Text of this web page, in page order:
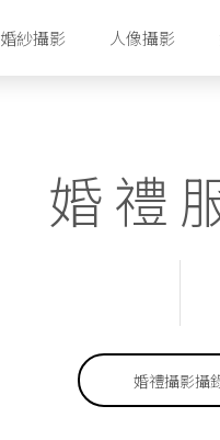
婚紗攝影
首爾婚紗攝影套餐
首爾婚紗禮服配套
濟州攝影工作室
濟州婚紗攝影套餐
濟州化妝美容室
人像攝影
婚禮
婚禮攝影攝